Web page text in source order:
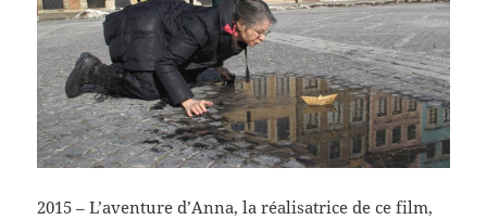
2015 –L’aventure d’Anna, la réalisatrice de ce film,